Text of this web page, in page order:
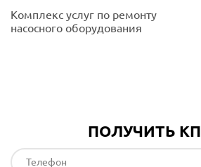
Комплекс услуг по ремонту
насосного оборудования
ПОЛУЧИТЬ КП